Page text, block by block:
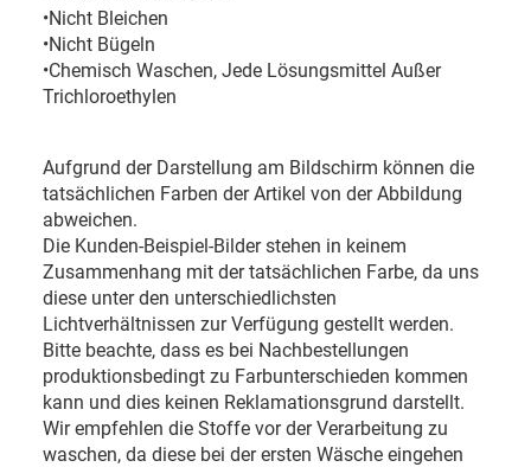
•Nicht Bleichen
•Nicht Bügeln
•Chemisch Waschen, Jede Lösungsmittel Außer
Trichloroethylen
Aufgrund der Darstellung am Bildschirm können die
tatsächlichen Farben der Artikel von der Abbildung
abweichen.
Die Kunden-Beispiel-Bilder stehen in keinem
Zusammenhang mit der tatsächlichen Farbe, da uns
diese unter den unterschiedlichsten
Lichtverhältnissen zur Verfügung gestellt werden.
Bitte beachte, dass es bei Nachbestellungen
produktionsbedingt zu Farbunterschieden kommen
kann und dies keinen Reklamationsgrund darstellt.
Wir empfehlen die Stoffe vor der Verarbeitung zu
waschen, da diese bei der ersten Wäsche eingehen